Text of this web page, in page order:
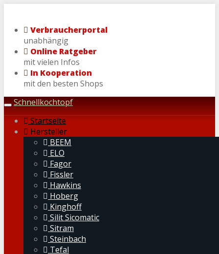
main
content
Verbraucherportal
unabhängig
Online Ratgeber
mit vielen Infos
In Kooperation
mit den besten Shops
Toggle
navigation
Schnellkochtopf
Startseite
Hersteller
BEEM
ELO
Fagor
Fissler
Hawkins
Hoberg
Kinghoff
Silit Sicomatic
Sitram
Steinbach
Tefal